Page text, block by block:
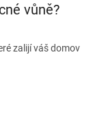
vůně?
zalijí váš domov